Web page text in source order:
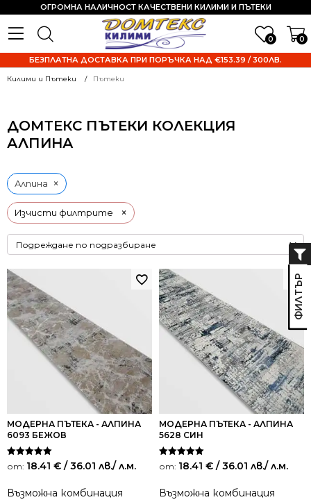
0 0
ОГРОМНА НАЛИЧНОСТ КАЧЕСТВЕНИ КИЛИМИ И ПЪТЕКИ
БЕЗПЛАТНА ДОСТАВКА ПРИ ПОРЪЧКА НАД €153.39 / 300ЛВ.
Килими и Пътеки Пътеки
ДОМТЕКС ПЪТЕКИ КОЛЕКЦИЯ
АЛПИНА
Изчисти филтрите ×
Алпина ×
МОДЕРНА ПЪТЕКА - АЛПИНА
6093 БЕЖОВ
Оценено на
5.00
от: 18.41 € / 36.01 лв./ л.м.
Възможна комбинация
МОДЕРНА ПЪТЕКА - АЛПИНА
5628 СИН
Оценено на
5.00
от: 18.41 € / 36.01 лв./ л.м.
Възможна комбинация